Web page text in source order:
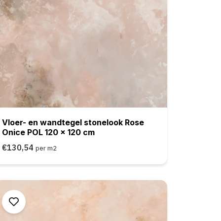
Vloer- en wandtegel stonelook Rose
Onice POL 120 x 120 cm
€130,54 per m2